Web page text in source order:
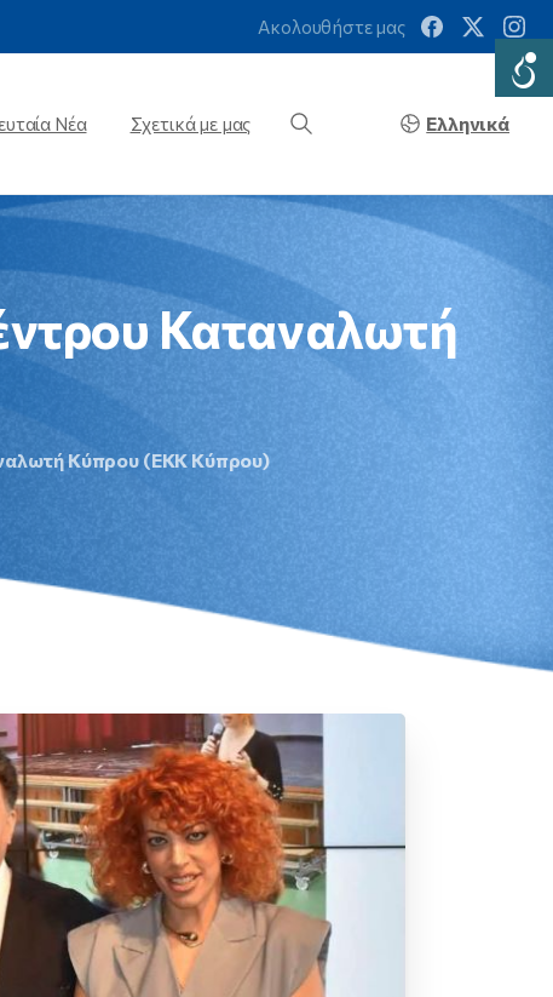
Ακολουθήστε μας
Νέα Σχετικά με μας Ελληνικά
Καταναλωτή
Κύπρου (ΕΚΚ Κύπρου)